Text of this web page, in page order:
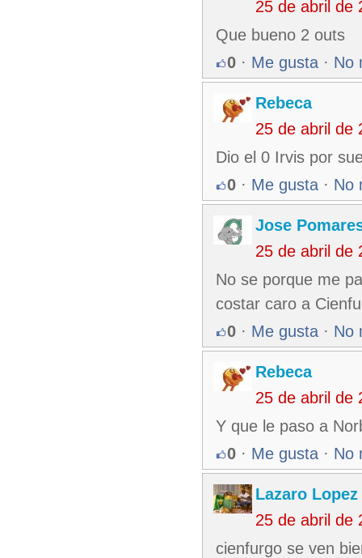
25 de abril de
Que bueno 2 outs
0 · Me gusta · No
Rebeca
25 de abril de
Dio el 0 Irvis por
0 · Me gusta · No
Jose
25 de abril de
No se porque me
costar caro a
0 · Me gusta · No
Rebeca
25 de abril de
Y que le paso a
0 · Me gusta · No
Lazaro Lopez
25 de abril de
cienfurgo se ven